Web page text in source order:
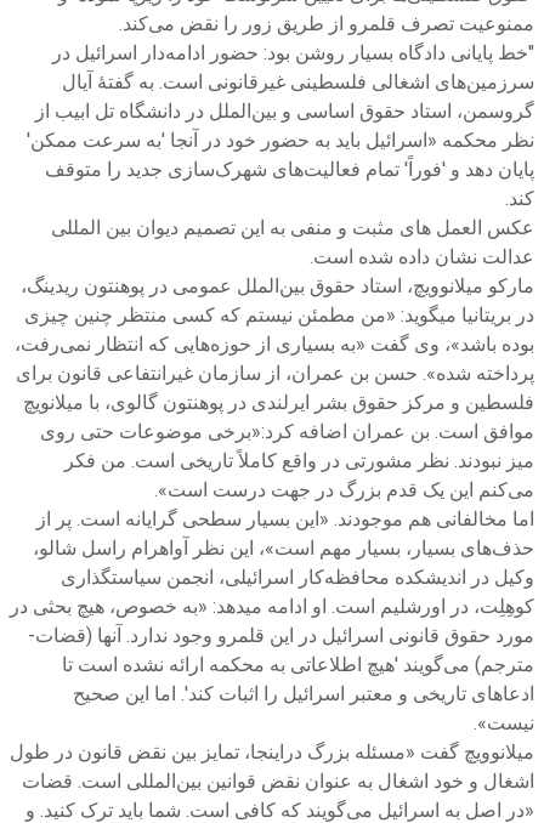
ممنوعیت تصرف قلمرو از طریق زور را نقض می‌کند.
"خط پایانی دادگاه بسیار روشن بود: حضور ادامه‌دار اسرائیل در
سرزمین‌های اشغالی فلسطینی غیرقانونی است. به گفتهٔ آیال
گروسمن، استاد حقوق اساسی و بین‌الملل در دانشگاه تل ابیب از
نظر محکمه «اسرائیل باید به حضور خود در آنجا 'به سرعت ممکن'
پایان دهد و 'فوراً' تمام فعالیت‌های شهرک‌سازی جدید را متوقف
کند.
عکس العمل های مثبت و منفی به این تصمیم دیوان بین المللی
عدالت نشان داده شده است.
مارکو میلانوویچ، استاد حقوق بین‌الملل عمومی در پوهنتون ریدینگ،
در بریتانیا میگوید: «من مطمئن نیستم که کسی منتظر چنین چیزی
بوده باشد»، وی گفت «به بسیاری از حوزه‌هایی که انتظار نمی‌رفت،
پرداخته شده». حسن بن عمران، از سازمان غیرانتفاعی قانون برای
فلسطین و مرکز حقوق بشر ایرلندی در پوهنتون گالوی، با میلانویچ
موافق است. بن عمران اضافه کرد:«برخی موضوعات حتی روی
میز نبودند. نظر مشورتی در واقع کاملاً تاریخی است. من فکر
می‌کنم این یک قدم بزرگ در جهت درست است».
اما مخالفانی هم موجودند. «این بسیار سطحی گرایانه است. پر از
حذف‌های بسیار، بسیار مهم است»، این نظر آواهرام راسل شالو،
وکیل در اندیشکده محافظه‌کار اسرائیلی، انجمن سیاستگذاری
کوهِلِت، در اورشلیم است. او ادامه میدهد: «به خصوص، هیچ بحثی در
مورد حقوق قانونی اسرائیل در این قلمرو وجود ندارد. آنها (قضات-
مترجم) می‌گویند 'هیچ اطلاعاتی به محکمه ارائه نشده است تا
ادعاهای تاریخی و معتبر اسرائیل را اثبات کند'. اما این صحیح
نیست».
میلانوویچ گفت «مسئله بزرگ دراینجا، تمایز بین نقض قانون در طول
اشغال و خود اشغال به عنوان نقض قوانین بین‌المللی است. قضات
«در اصل به اسرائیل می‌گویند که کافی است. شما باید ترک کنید. و